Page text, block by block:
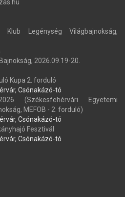
Legénység Világbajnokság,
2026.09.19-20.
Kupa 2. forduló
Csónakázó-tó
(Székesfehérvári Egyetemi
MEFOB - 2. forduló)
Csónakázó-tó
Fesztivál
Csónakázó-tó